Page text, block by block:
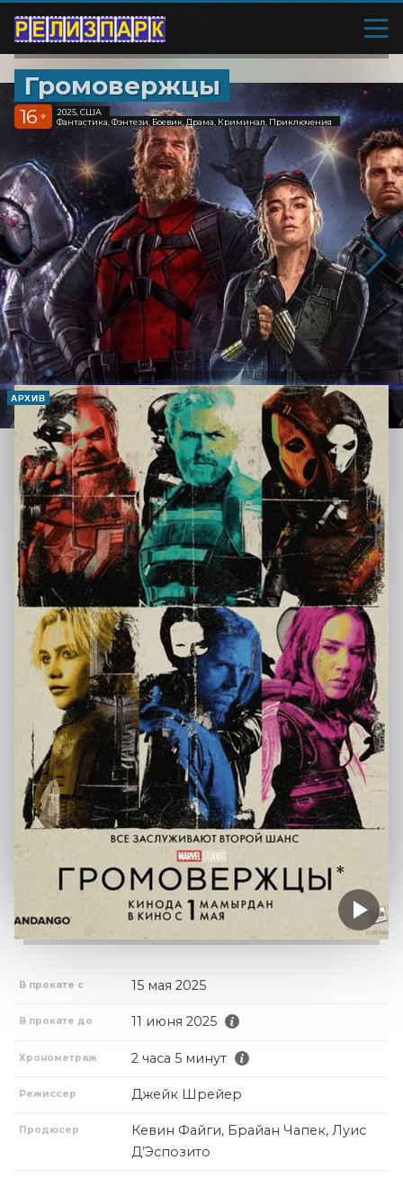
Громовержцы
16 +
2025, США
Фантастика, Фэнтези, Боевик, Драма, Криминал, Приключения
АРХИВ
В прокате с 15 мая 2025
В прокате до 11 июня 2025
Хронометраж 2 часа 5 минут
Режиссер Джейк Шрейер
Продюсер
Кевин Файги, Брайан Чапек, Луис
Д’Эспозито